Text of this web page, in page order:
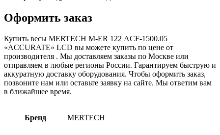
Оформить заказ
Купить весы MERTECH M-ER 122 АCF-1500.05
«ACCURATE» LСD вы можете купить по цене от
производителя . Мы доставляем заказы по Москве или
отправляем в любые регионы России. Гарантируем быструю и
аккуратную доставку оборудования. Чтобы оформить заказ,
позвоните нам или оставьте заявку на сайте. Мы ответим вам
в ближайшее время.
Бренд MERTECH